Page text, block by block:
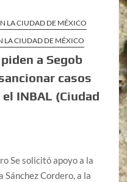
LA CIUDAD DE MÉXICO
LA CIUDAD DE MÉXICO
a Segob
casos
INBAL (Ciudad
Se solicitó apoyo a la
Cordero, a la